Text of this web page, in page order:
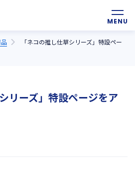
「ネコの推し仕草シリーズ」特設ペー
リーズ」特設ページをア